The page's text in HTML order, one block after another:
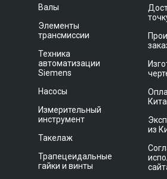
Валы
Элементы
трансмиссии
Техника
автоматизации
Siemens
Насосы
Измерительный
инструмент
Такелаж
Трапецеидальные
гайки и винты
из